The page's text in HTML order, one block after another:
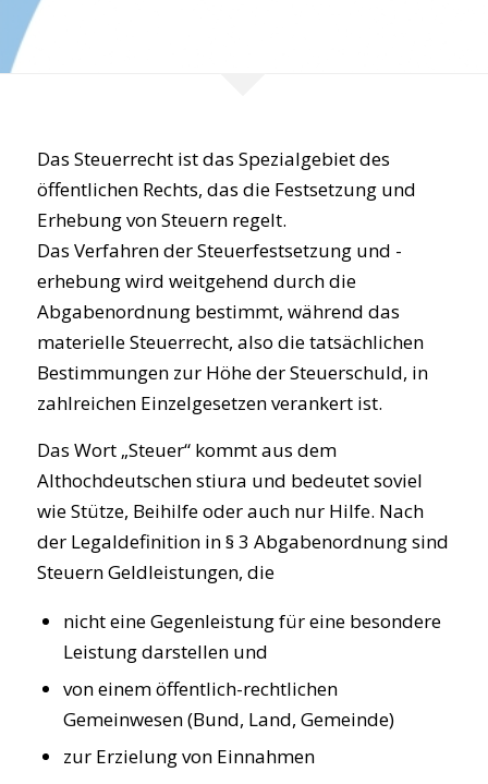
Das Steuerrecht ist das Spezialgebiet des
öffentlichen Rechts, das die Festsetzung und
Erhebung von Steuern regelt.
Das Verfahren der Steuerfestsetzung und -
erhebung wird weitgehend durch die
Abgabenordnung bestimmt, während das
materielle Steuerrecht, also die tatsächlichen
Bestimmungen zur Höhe der Steuerschuld, in
zahlreichen Einzelgesetzen verankert ist.
Das Wort „Steuer“ kommt aus dem
Althochdeutschen stiura und bedeutet soviel
wie Stütze, Beihilfe oder auch nur Hilfe. Nach
der Legaldefinition in § 3 Abgabenordnung sind
Steuern Geldleistungen, die
nicht eine Gegenleistung für eine besondere
Leistung darstellen und
von einem öffentlich-rechtlichen
Gemeinwesen (Bund, Land, Gemeinde)
zur Erzielung von Einnahmen